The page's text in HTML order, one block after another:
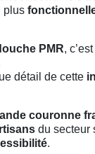
plus
PMR,
détail de cette
couronne
du secteur
.